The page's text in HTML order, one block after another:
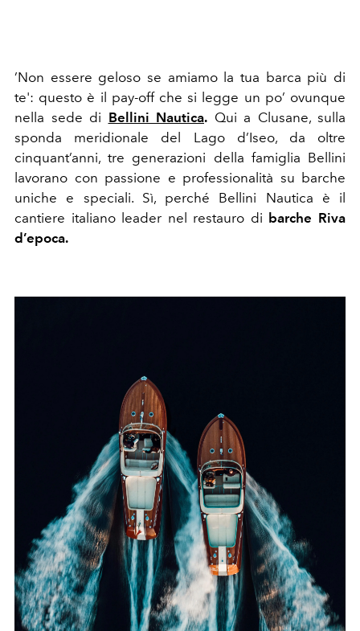
’Non essere geloso se amiamo la tua barca più di
te': questo è il pay-off che si legge un po’ ovunque
nella sede di Bellini Nautica. Qui a Clusane, sulla
sponda meridionale del Lago d’Iseo, da oltre
cinquant’anni, tre generazioni della famiglia Bellini
lavorano con passione e professionalità su barche
uniche e speciali. Sì, perché Bellini Nautica è il
cantiere italiano leader nel restauro di barche Riva
d’epoca.